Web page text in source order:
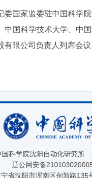
委国家监委驻中国科学
中国科学技术大学、中
有限公司负责人列席会议
国科学院沈阳自动化研究所
辽公网安备
省沈阳市浑南区创新路